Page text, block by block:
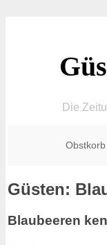
Die
Güsten:
Blaubeeren